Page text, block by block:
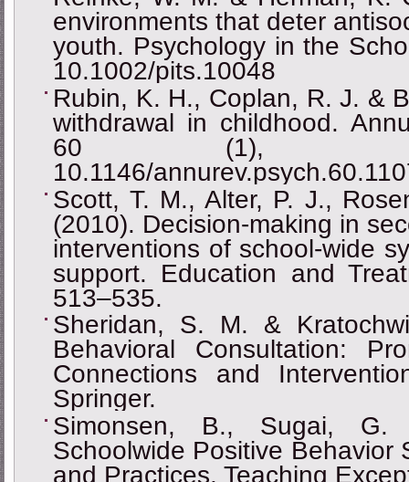
environments that deter
youth. Psychology in the
10.1002/pits.10048
Rubin, K. H., Coplan, R. J. &
withdrawal in childhood.
60 (1),
10.1146/
Scott, T. M., Alter, P. J.,
(2010). Decision-making in
interventions of school-wide
support. Education and
513‒535.
Sheridan, S. M. &
Behavioral Consultation:
Connections and
Springer.
Simonsen, B., Sugai,
Schoolwide Positive Behavior
and Practices. Teaching